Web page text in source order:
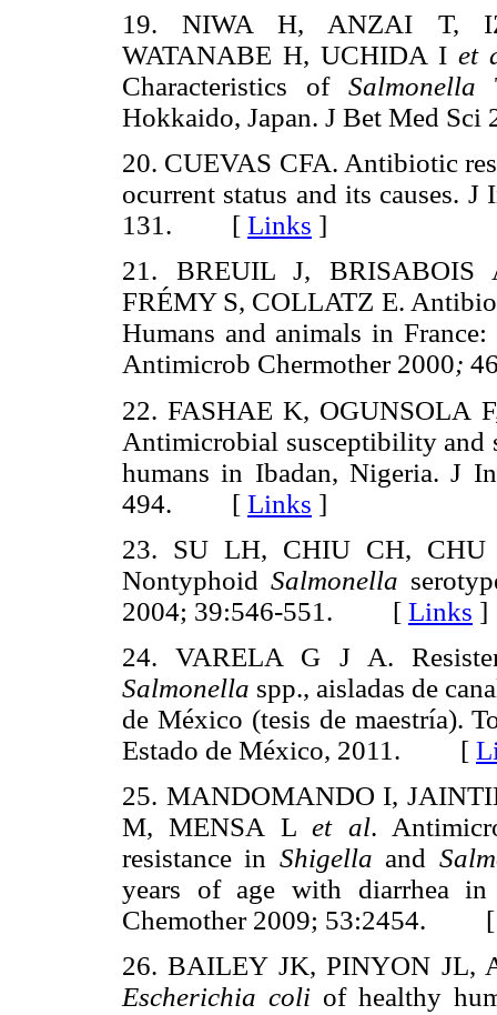
19. NIWA H, ANZAI T,
WATANABE H, UCHIDA I et
Characteristics of Salmonella
Hokkaido, Japan. J Bet Med
20. CUEVAS CFA. Antibiotic
ocurrent status and its causes.
131. [ Links ]
21. BREUIL J,
FRÉMY S, COLLATZ E.
Humans and animals in
Antimicrob Chermother 2000;
22. FASHAE K, OGUNSOLA
Antimicrobial susceptibility and
humans in Ibadan, Nigeria. J
494. [ Links ]
23. SU LH, CHIU CH, CHU
Nontyphoid Salmonella
2004; 39:546-551. [ Links ]
24. VARELA G J A.
Salmonella spp., aisladas de
de México (tesis de maestría).
Estado de México, 2011. [
25. MANDOMANDO I,
M, MENSA Let al.
resistance in Shigella and
years of age with diarrhea in
Chemother 2009; 53:2454.
26. BAILEY JK, PINYON JL,
Escherichia coliof healthy